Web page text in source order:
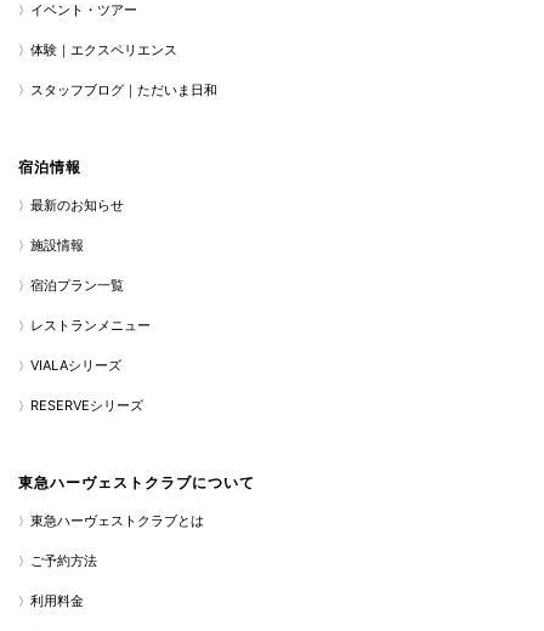
イベント・ツアー
体験｜エクスペリエンス
スタッフブログ｜ただいま日和
宿泊情報
最新のお知らせ
施設情報
宿泊プラン一覧
レストランメニュー
VIALAシリーズ
RESERVEシリーズ
東急ハーヴェストクラブについて
東急ハーヴェストクラブとは
ご予約方法
利用料金